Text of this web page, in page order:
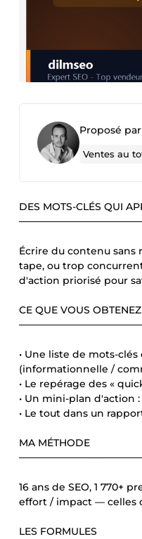
Proposé par
Ventes au
DES MOTS-CLÉS QUI
Écrire du contenu sans
tape, ou trop
d'action priorisé pour
CE QUE VOUS OBTENEZ
• Une liste de mots-
(informationnelle /
• Le repérage des «
• Un mini-plan d'action
• Le tout dans un
MA MÉTHODE
16 ans de SEO, 1 770+
effort / impact — celles
LES FORMULES